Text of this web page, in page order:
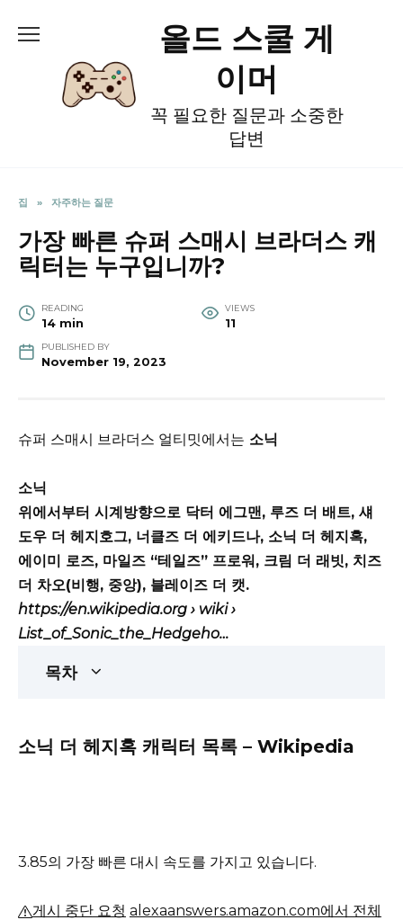
올드 스쿨 게
이머
꼭 필요한 질문과 소중한
답변
집 » 자주하는 질문
가장 빠른 슈퍼 스매시 브라더스 캐
릭터는 누구입니까?
READING
14 min
VIEWS
11
PUBLISHED BY
November 19, 2023
슈퍼 스매시 브라더스 얼티밋에서는 소닉
소닉
위에서부터 시계방향으로 닥터 에그맨, 루즈 더 배트, 섀
도우 더 헤지호그, 너클즈 더 에키드나, 소닉 더 헤지혹,
에이미 로즈, 마일즈 “테일즈” 프로워, 크림 더 래빗, 치즈
더 차오(비행, 중앙), 블레이즈 더 캣.
https://en.wikipedia.org › wiki ›
List_of_Sonic_the_Hedgeho…
목차
소닉 더 헤지혹 캐릭터 목록 – Wikipedia
3.85의 가장 빠른 대시 속도를 가지고 있습니다.
게시 중단 요청 alexaanswers.amazon.com에서 전체